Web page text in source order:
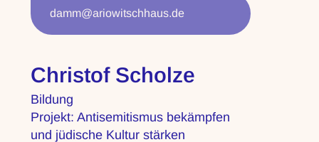
damm@ariowitschhaus.de
Christof Scholze
Bildung
Projekt: Antisemitismus bekämpfen
und jüdische Kultur stärken